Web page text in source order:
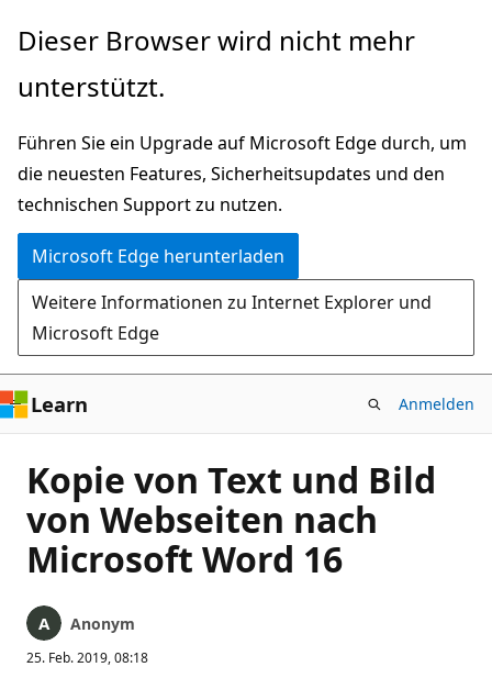
Zu
wechseln
Dieser Browser wird nicht mehr
unterstützt.
Führen Sie ein Upgrade auf Microsoft Edge durch, um
die neuesten Features, Sicherheitsupdates und den
technischen Support zu nutzen.
Microsoft Edge herunterladen
Weitere Informationen zu Internet Explorer und
Microsoft Edge
Learn Anmelden
Kopie von Text und Bild
von Webseiten nach
Microsoft Word 16
Anonym
25. Feb. 2019, 08:18